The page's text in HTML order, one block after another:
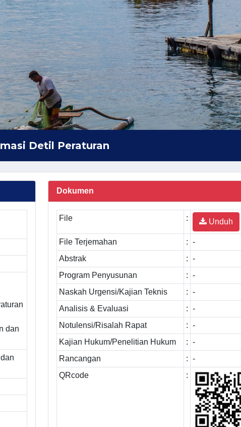
Detil Peraturan
dan
Dokumen
File : Unduh
File Terjemahan : -
Abstrak
: -
Program Penyusunan
: -
Naskah Urgensi/Kajian Teknis
: -
Analisis & Evaluasi
: -
Notulensi/Risalah Rapat
: -
Kajian Hukum/Penelitian Hukum
: -
Rancangan
: -
QRcode
: